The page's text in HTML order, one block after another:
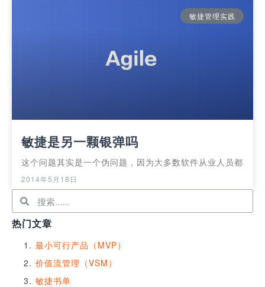
敏捷管理实践
敏捷是另一颗银弹吗
这个问题其实是一个伪问题，因为大多数软件从业人员都
2014年5月18日
热门文章
最小可行产品（MVP）
价值流管理（VSM）
敏捷书单